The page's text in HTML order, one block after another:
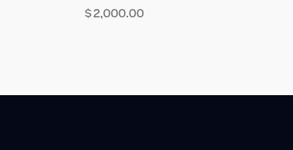
$2,000.00